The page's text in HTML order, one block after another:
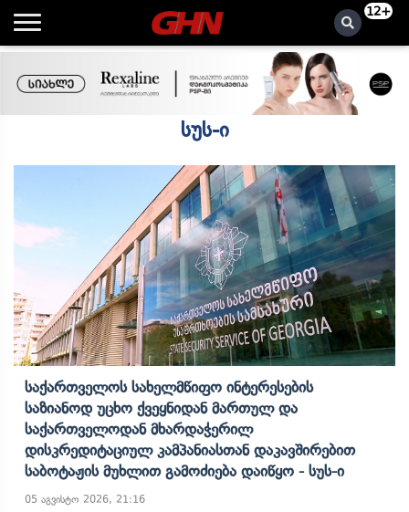
12+
სუს-ი
Საქართველოს Სახელმწიფო Ინტერესების
Საზიანოდ Უცხო Ქვეყნიდან Მართულ Და
Საქართველოდან Მხარდაჭერილ
Დისკრედიტაციულ Კამპანიასთან Დაკავშირებით
Საბოტაჟის Მუხლით Გამოძიება Დაიწყო - Სუს-Ი
05 აგვისტო 2026, 21:16